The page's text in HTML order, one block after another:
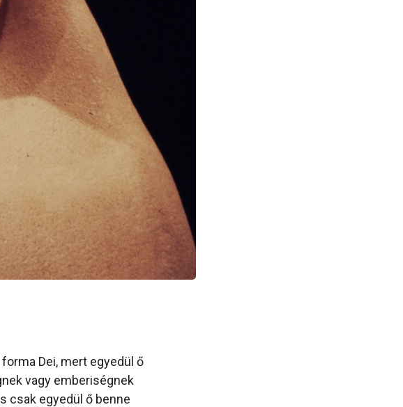
Dei, mert egyedül ő
vagy emberiségnek
csak egyedül ő benne